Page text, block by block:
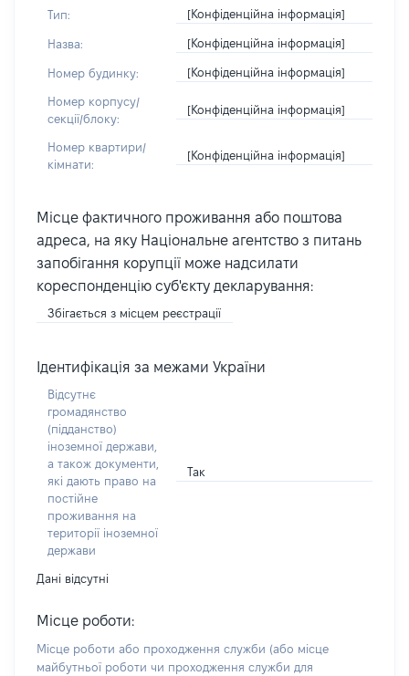
Тип: [Конфіденційна інформація]
Назва: [Конфіденційна інформація]
Номер будинку: [Конфіденційна інформація]
Номер корпусу/
секції/блоку:
[Конфіденційна інформація]
Номер квартири/
кімнати:
[Конфіденційна інформація]
Місце фактичного проживання або поштова
адреса, на яку Національне агентство з питань
запобігання корупції може надсилати
кореспонденцію суб'єкту декларування:
Збігається з місцем реєстрації
Ідентифікація за межами України
Відсутнє
громадянство
(підданство)
іноземної держави,
а також документи,
які дають право на
постійне
проживання на
території іноземної
держави
Так
Дані відсутні
Місце роботи:
Місце роботи або проходження служби (або місце
майбутньої роботи чи проходження служби для